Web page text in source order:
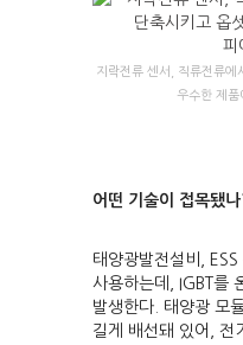
지락전류 센서, 직류전류에
우수한 제품
어떤 기술이 접목됐나
태양광발전설비,
사용하는데, IGBT를
발생한다. 태양광 모
길게 배선돼 있어, 전